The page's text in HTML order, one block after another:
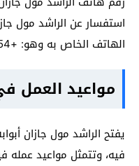
استفسار عن الراشد مول
الهاتف الخاص به وهو: +966530223754.
مواعيد العمل
يفتح الراشد مول جازان
فيه، وتتمثل مواعيد عمله